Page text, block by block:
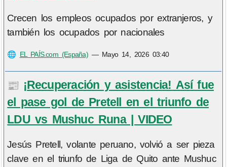
Crecen los empleos ocupados por extranjeros, y
también los ocupados por nacionales
🌐 EL PAÍS.com (España)— Mayo 14, 2026 03:40
📰 ¡Recuperación y asistencia! Así fue
el pase gol de Pretell en el triunfo de
LDU vs Mushuc Runa | VIDEO
Jesús Pretell, volante peruano, volvió a ser pieza
clave en el triunfo de Liga de Quito ante Mushuc